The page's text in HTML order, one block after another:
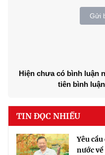
Gửi
Hiện chưa có bình luận
tiên bình
TIN ĐỌC NHIỀU
Yêu
nước